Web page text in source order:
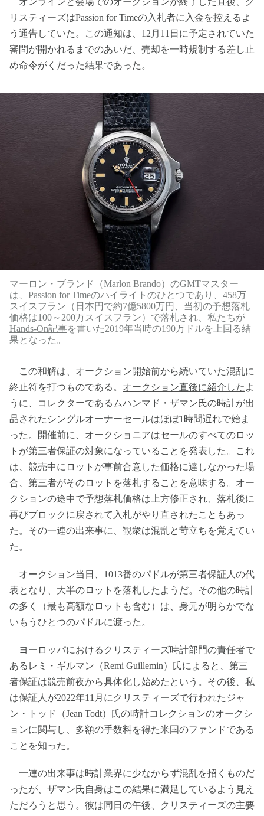
リスティーズはPassion for Timeの入札者に入金を控えるよ
う通告していた。この通知は、12月11日に予定されていた
審問が開かれるまでのあいだ、売却を一時規制する差し止
め命令がくだった結果であった。
マーロン・ブランド（Marlon Brando）のGMTマスター
は、Passion for Timeのハイライトのひとつであり、458万
スイスフラン（日本円で約7億5800万円、当初の予想落札
価格は100～200万スイスフラン）で落札され、私たちが
Hands-On記事を書いた2019年当時の190万ドルを上回る結
果となった。
この和解は、オークション開始前から続いていた混乱に
終止符を打つものである。 オークション直後に紹介した よ
うに、コレクターであるムハンマド・ザマン氏の時計が出
品されたシングルオーナーセールはほぼ1時間遅れで始ま
った。開催前に、オークショニアはセールのすべてのロッ
トが第三者保証の対象になっていることを発表した。これ
は、競売中にロットが事前合意した価格に達しなかった場
合、第三者がそのロットを落札することを意味する。オー
クションの途中で予想落札価格は上方修正され、落札後に
再びブロックに戻されて入札がやり直されたこともあっ
た。その一連の出来事に、観衆は混乱と苛立ちを覚えてい
た。
オークション当日、1013番のパドルが第三者保証人の代
表となり、大半のロットを落札したようだ。その他の時計
の多く（最も高額なロットも含む）は、身元が明らかでな
いもうひとつのパドルに渡った。
ヨーロッパにおけるクリスティーズ時計部門の責任者で
あるレミ・ギルマン（Remi Guillemin）氏によると、第三
者保証は競売前夜から具体化し始めたという。その後、私
は保証人が2022年11月にクリスティーズで行われたジャ
ン・トッド（Jean Todt）氏の時計コレクションのオークシ
ョンに関与し、多額の手数料を得た米国のファンドである
ことを知った。
一連の出来事は時計業界に少なからず混乱を招くものだ
ったが、ザマン氏自身はこの結果に満足しているよう見え
ただろうと思う。彼は同日の午後、クリスティーズの主要